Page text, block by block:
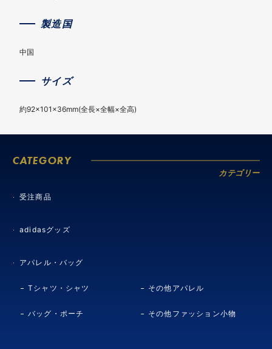
製造国
中国
サイズ
約92×101×36mm(全長×全幅×全高)
CATEGORY
カテゴリー
受注商品
adidasグッズ
アパレル・バッグ
Tシャツ・シャツ その他アパレル
バッグ・ポーチ その他ファッション小物